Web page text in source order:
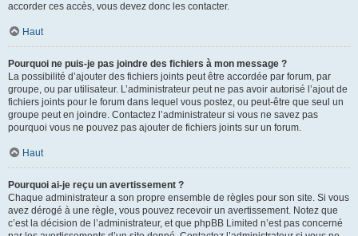
accorder ces accès, vous devez donc les contacter.
Haut
Pourquoi ne puis-je pas joindre des fichiers à mon message ?
La possibilité d’ajouter des fichiers joints peut être accordée par forum, par
groupe, ou par utilisateur. L’administrateur peut ne pas avoir autorisé l’ajout de
fichiers joints pour le forum dans lequel vous postez, ou peut-être que seul un
groupe peut en joindre. Contactez l’administrateur si vous ne savez pas
pourquoi vous ne pouvez pas ajouter de fichiers joints sur un forum.
Haut
Pourquoi ai-je reçu un avertissement ?
Chaque administrateur a son propre ensemble de règles pour son site. Si vous
avez dérogé à une règle, vous pouvez recevoir un avertissement. Notez que
c’est la décision de l’administrateur, et que phpBB Limited n’est pas concerné